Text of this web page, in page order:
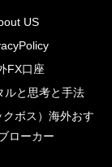
US
FX口座
ルと思考と手法
ボス）海外おす
ローカー